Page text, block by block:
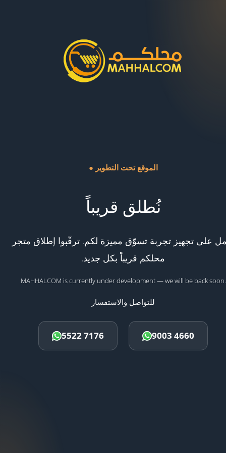
● الموقع تحت التطوير
نُطلق قريباً
على تجهيز تجربة تسوّق مميزة لكم. ترقّبوا إطلاق متجر
محلكم قريباً بكل جديد.
MAHHALCOM is currently under development — we will be back soon.
للتواصل والاستفسار
5522 7176 9003 4660